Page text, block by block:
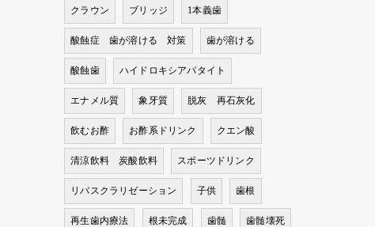
クラウン ブリッジ 1本義歯
酸蝕症 歯が溶ける 対策 歯が溶ける
酸蝕歯 ハイドロキシアパタイト
エナメル質 象牙質 脱灰 再石灰化
飲むお酢 お酢系ドリンク クエン酸
清涼飲料 炭酸飲料 スポーツドリンク
リバスクラリゼーション 子供 歯根
再生歯内療法 根未完成 歯髄 歯髄壊死